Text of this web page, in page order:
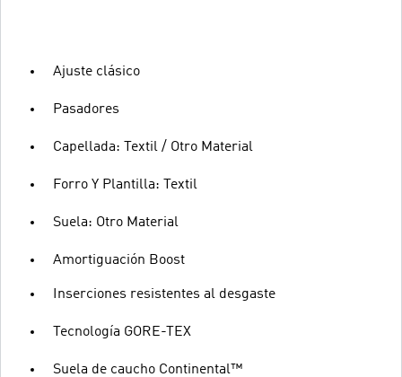
Ajuste clásico
Pasadores
Capellada: Textil / Otro Material
Forro Y Plantilla: Textil
Suela: Otro Material
Amortiguación Boost
Inserciones resistentes al desgaste
Tecnología GORE-TEX
Suela de caucho Continental™